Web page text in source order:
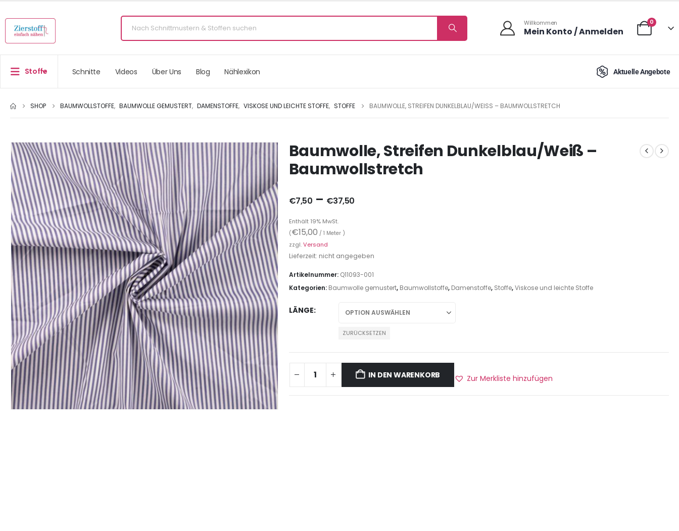
Willkommen
Mein Konto / Anmelden
0
Stoffe Schnitte Videos Über Uns Blog Nählexikon Aktuelle Angebote
SHOP BAUMWOLLSTOFFE, BAUMWOLLE GEMUSTERT, DAMENSTOFFE, VISKOSE UND LEICHTE STOFFE, STOFFE BAUMWOLLE, STREIFEN DUNKELBLAU/WEISS – BAUMWOLLSTRETCH
Baumwolle, Streifen Dunkelblau/Weiß –
Baumwollstretch
€7,50 – €37,50
Enthält 19% MwSt.
(€15,00 / 1 Meter )
zzgl.Versand
Lieferzeit: nicht angegeben
Artikelnummer: Q11093-001
Kategorien: Baumwolle gemustert, Baumwollstoffe, Damenstoffe, Stoffe,Viskose und leichte Stoffe
LÄNGE
ZURÜCKSETZEN
IN DEN WARENKORB Zur Merkliste hinzufügen